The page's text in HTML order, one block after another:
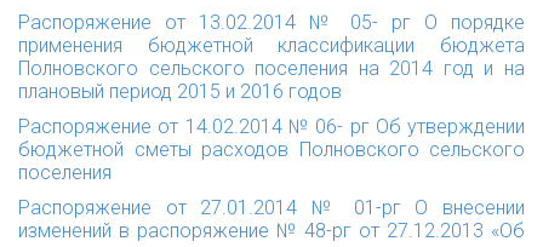
Распоряжение от 13.02.2014 № 05- рг
О порядке
применения бюджетной классификации бюджета
Полновского сельского поселения на 2014 год и на
плановый период 2015 и 2016 годов
Распоряжение от 14.02.2014 № 06- рг Об утверждении
бюджетной сметы расходов Полновского сельского
поселения
Распоряжение от 27.01.2014 № 01-рг
О внесении
изменений в распоряжение № 48-рг от 27.12.2013 «Об